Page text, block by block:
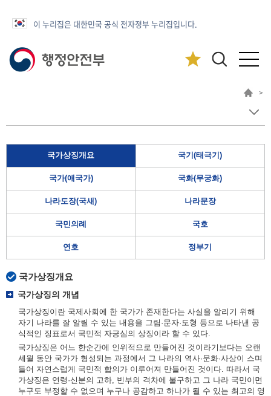
이 누리집은 대한민국 공식 전자정부 누리집입니다.
>
국가상징개요 국기(태극기)
국가(애국가) 국화(무궁화)
나라도장(국새) 나라문장
국민의례 국호
연호 정부기
국가상징개요
국가상징의 개념
국가상징이란 국제사회에 한 국가가 존재한다는 사실을 알리기 위해
자기 나라를 잘 알릴 수 있는 내용을 그림·문자·도형 등으로 나타낸 공
식적인 징표로서 국민적 자긍심의 상징이라 할 수 있다.
국가상징은 어느 한순간에 인위적으로 만들어진 것이라기보다는 오랜
세월 동안 국가가 형성되는 과정에서 그 나라의 역사·문화·사상이 스며
들어 자연스럽게 국민적 합의가 이루어져 만들어진 것이다. 따라서 국
가상징은 연령·신분의 고하, 빈부의 격차에 불구하고 그 나라 국민이면
누구도 부정할 수 없으며 누구나 공감하고 하나가 될 수 있는 최고의 영